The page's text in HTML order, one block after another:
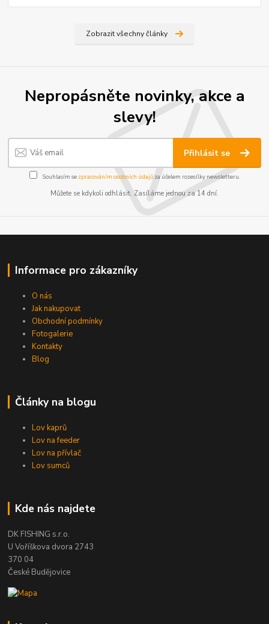
Zobrazit všechny články
Nepropásněte novinky, akce a
slevy!
Přihlásit se
Souhlasím se zpracováním osobních údajůza účelem rozesílky newsletteru.
Můžete se kdykoli odhlásit. Zasíláme jednou za 14 dní.
Informace pro zákazníky
O nás
Jak nakupovat
Obchodní podmínky
Fotogalerie
Kontakty
Blog
Články na blogu
Lov kaprů
Lov na feeder
Lov na přívlač
Lov sumců
Kde nás najdete
DK FISHING s.r.o.
U Voříškova dvora 2743
370 04
České Budějovice